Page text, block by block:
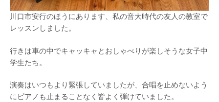
川口市安行のほうにあります、私の音大時代の友人の教室で
レッスンしました。
行きは車の中でキャッキャとおしゃべりが楽しそうな女子中
学生たち。
演奏はいつもより緊張していましたが、合唱を止めないよう
にピアノも止まることなく皆よく弾けていました。